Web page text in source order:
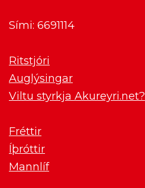
Sími: 6691114
Ritstjóri
Auglýsingar
Viltu styrkja Akureyri.net?
Fréttir
Íþróttir
Mannlíf